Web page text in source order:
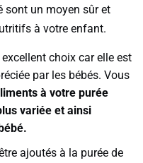
sont un moyen sûr et
à votre enfant.
choix car elle est
par les bébés. Vous
à votre purée
variée et ainsi
ajoutés à la purée de